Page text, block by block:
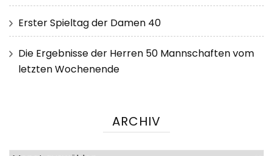
Erster Spieltag der Damen 40
Die Ergebnisse der Herren 50 Mannschaften vom
letzten Wochenende
ARCHIV